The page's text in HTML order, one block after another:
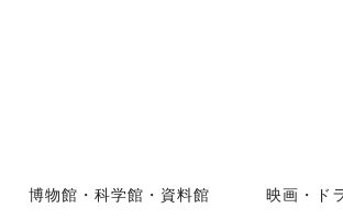
博物館・科学館・資料館 映画・ド